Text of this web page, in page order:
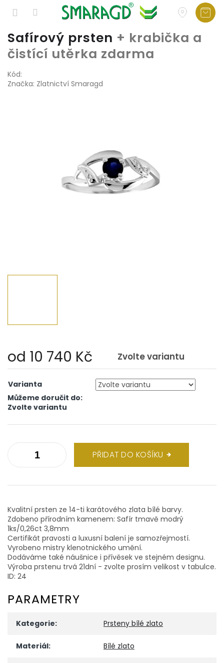
Přejít
na
obsah
Safírový prsten + krabička a
čistící utěrka zdarma
Kód:
Značka: Zlatnictví Smaragd
od 10 740 Kč Zvolte variantu
cena:
Varianta
Můžeme doručit do:
Zvolte variantu
PŘIDAT DO KOŠÍKU
Kvalitní prsten ze 14-ti karátového zlata bílé barvy.
Zdobeno přírodním kamenem: Safír tmavě modrý
1ks/0,26ct 3,8mm
Certifikát pravosti a luxusní balení je samozřejmostí.
Vyrobeno mistry klenotnického umění.
Dodáváme také náušnice i přívěsek ve stejném designu.
Výroba prstenu trvá 21dní - zvolte prosím velikost v tabulce.
ID: 24
PARAMETRY
Kategorie: Prsteny bílé zlato
Materiál: Bílé zlato